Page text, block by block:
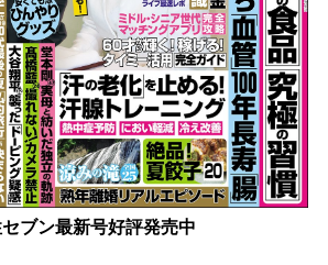
ブン最新号好評発売中